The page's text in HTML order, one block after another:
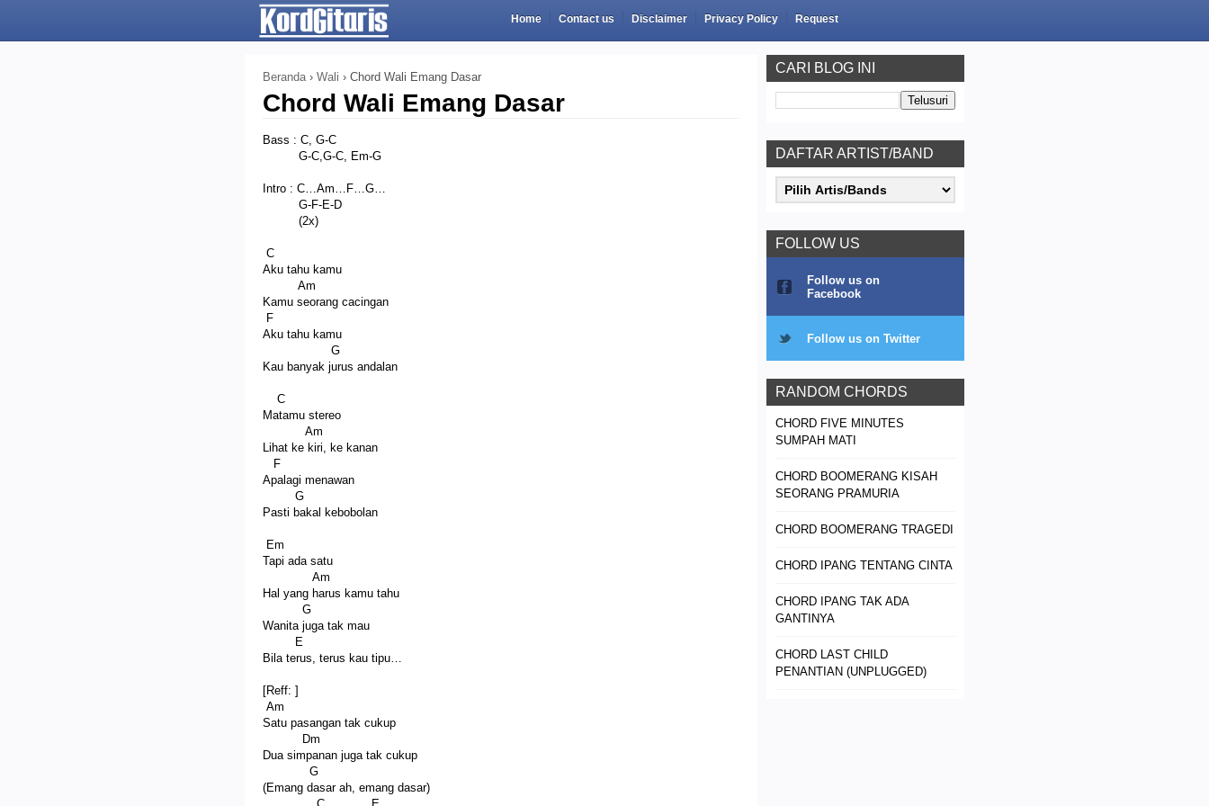
Home Contact us Disclaimer Privacy Policy Request
Beranda › Wali › Chord Wali Emang Dasar
Chord Wali Emang Dasar
Bass : C, G-C
G-C,G-C, Em-G
Intro : C…Am…F…G…
G-F-E-D
(2x)
C
Aku tahu kamu
Am
Kamu seorang cacingan
F
Aku tahu kamu
G
Kau banyak jurus andalan
C
Matamu stereo
Am
Lihat ke kiri, ke kanan
F
Apalagi menawan
G
Pasti bakal kebobolan
Em
Tapi ada satu
Am
Hal yang harus kamu tahu
G
Wanita juga tak mau
E
Bila terus, terus kau tipu…
[Reff: ]
Am
Satu pasangan tak cukup
Dm
Dua simpanan juga tak cukup
G
(Emang dasar ah, emang dasar)
CARI BLOG INI
DAFTAR ARTIST/BAND
FOLLOW US
Follow us on
Facebook
Follow us on Twitter
RANDOM CHORDS
CHORD FIVE MINUTES
SUMPAH MATI
CHORD BOOMERANG KISAH
SEORANG PRAMURIA
CHORD BOOMERANG TRAGEDI
CHORD IPANG TENTANG CINTA
CHORD IPANG TAK ADA
GANTINYA
CHORD LAST CHILD
PENANTIAN (UNPLUGGED)